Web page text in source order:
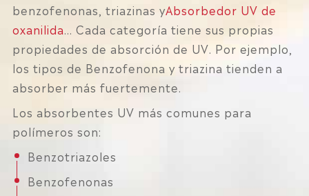
benzofenonas, triazinas yAbsorbedor UV de
oxanilida ... Cada categoría tiene sus propias
propiedades de absorción de UV. Por ejemplo,
los tipos de Benzofenona y triazina tienden a
absorber más fuertemente.
Los absorbentes UV más comunes para
polímeros son:
Benzotriazoles
Benzofenonas